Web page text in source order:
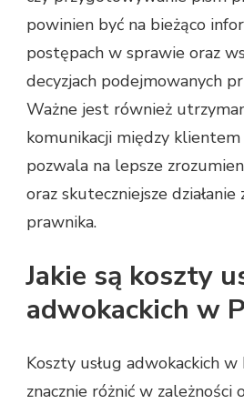
powinien być na bieżąco
postępach w sprawie oraz
decyzjach podejmowanych
Ważne jest również
komunikacji między
pozwala na lepsze
oraz skuteczniejsze
prawnika.
Jakie są koszty
adwokackich w
Koszty usług adwokackich
znacznie różnić w zależności